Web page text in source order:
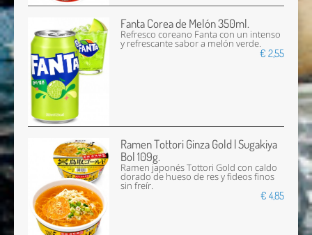
Fanta Corea de Melón 350ml.
Refresco coreano Fanta con un intenso
y refrescante sabor a melón verde.
€ 2,55
Ramen Tottori Ginza Gold | Sugakiya
Bol 109g.
Ramen japonés Tottori Gold con caldo
dorado de hueso de res y fideos finos
sin freír.
€ 4,85